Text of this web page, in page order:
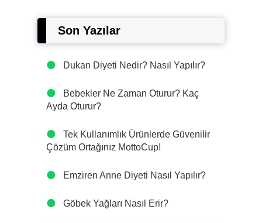
Son Yazılar
Dukan Diyeti Nedir? Nasıl Yapılır?
Bebekler Ne Zaman Oturur? Kaç
Ayda Oturur?
Tek Kullanımlık Ürünlerde Güvenilir
Çözüm Ortağınız MottoCup!
Emziren Anne Diyeti Nasıl Yapılır?
Göbek Yağları Nasıl Erir?